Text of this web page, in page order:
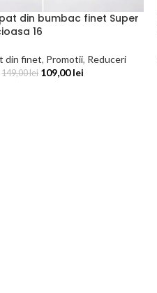
din bumbac finet Super
16
din finet, Promotii, Reduceri
149,00lei 109,00lei